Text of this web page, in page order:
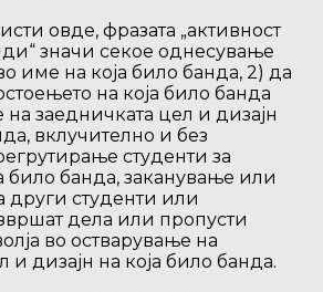
овде, фразата „активност
значи секое однесување
име на која било банда, 2) да
на која било банда
на заедничката цел и дизајн
вклучително и без
студенти за
било банда, заканување или
други студенти или
дела или пропусти
во остварување на
и дизајн на која било банда.